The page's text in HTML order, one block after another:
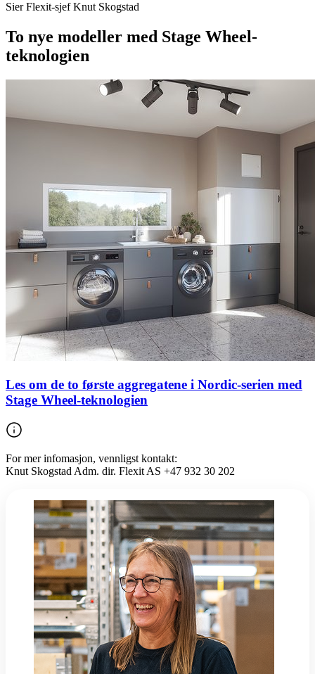
Sier Flexit-sjef Knut Skogstad
To nye modeller med Stage Wheel-
teknologien
Les om de to første aggregatene i Nordic-serien med
Stage Wheel-teknologien
For mer infomasjon, vennligst kontakt:
Knut Skogstad Adm. dir. Flexit AS +47 932 30 202